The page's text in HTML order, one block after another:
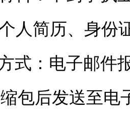
人简历、身份
：电子邮件报
包后发送至电